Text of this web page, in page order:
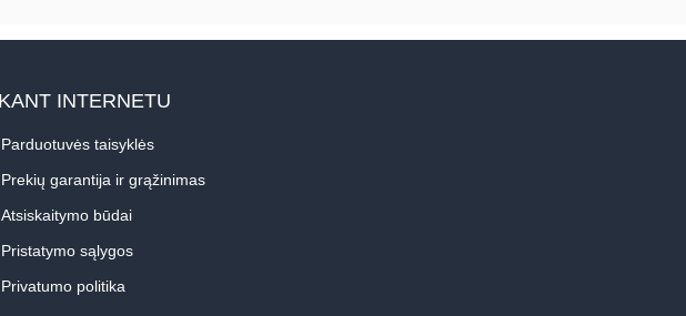
INTERNETU
Parduotuvės taisyklės
Prekių garantija ir grąžinimas
Atsiskaitymo būdai
Pristatymo sąlygos
Privatumo politika